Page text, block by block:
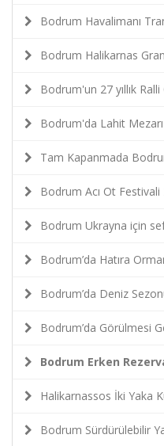
Bodrum Havalimanı
Bodrum Halikarnas
Bodrum'un 27 yıllık
Bodrum'da Lahit
Tam Kapanmada
Bodrum Acı Ot Festivali
Bodrum Ukrayna için
Bodrum’da Hatıra
Bodrum’da Deniz
Bodrum’da Görülmesi
Bodrum Erken
Halikarnassos İki Yaka
Bodrum Sürdürülebilir